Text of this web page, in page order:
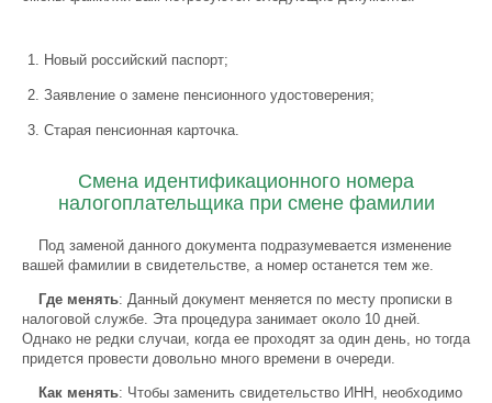
Новый российский паспорт;
Заявление о замене пенсионного удостоверения;
Старая пенсионная карточка.
Смена идентификационного номера
налогоплательщика при смене фамилии
Под заменой данного документа подразумевается изменение
вашей фамилии в свидетельстве, а номер останется тем же.
Где менять: Данный документ меняется по месту прописки в
налоговой службе. Эта процедура занимает около 10 дней.
Однако не редки случаи, когда ее проходят за один день, но тогда
придется провести довольно много времени в очереди.
Как менять: Чтобы заменить свидетельство ИНН, необходимо